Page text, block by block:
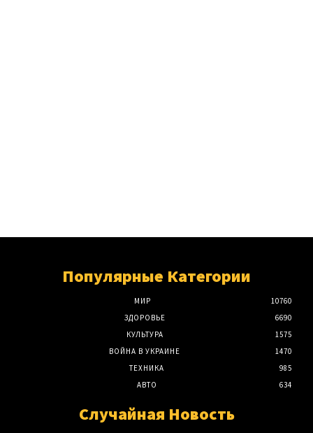
Популярные Категории
МИР
10760
ЗДОРОВЬЕ
6690
КУЛЬТУРА
1575
ВОЙНА В УКРАИНЕ
1470
ТЕХНИКА
985
АВТО
634
Случайная Новость